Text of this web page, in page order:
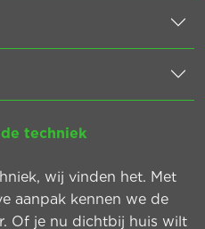
techniek
wij vinden het. Met
aanpak kennen we de
Of je nu dichtbij huis wilt